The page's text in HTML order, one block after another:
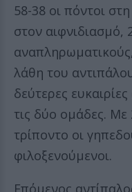
58-38 οι πόντοι
στον αιφνιδιασμό,
λάθη του
δεύτερες
τις δύο ομάδες.
τρίποντο οι
φιλοξενούμενοι.
Επόμενος